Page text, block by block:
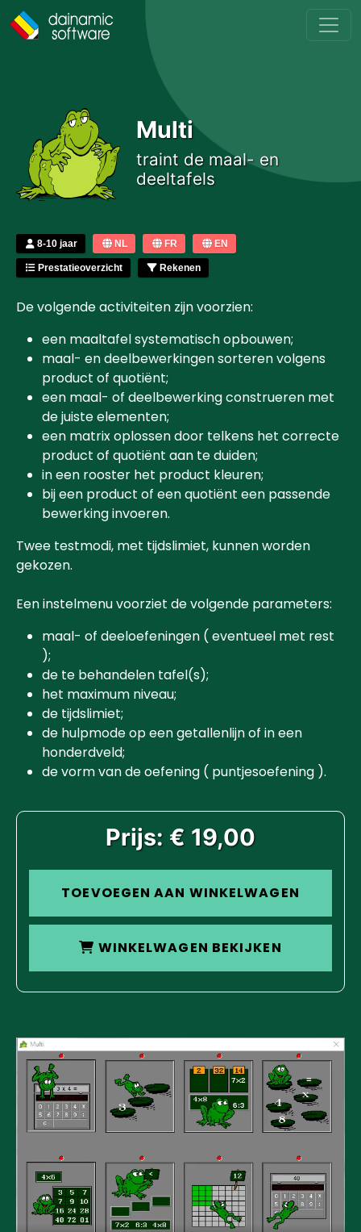
Skip to main content
Multi
traint de maal- en
deeltafels
8-10 jaar NL FR EN
Prestatieoverzicht Rekenen
De volgende activiteiten zijn voorzien:
een maaltafel systematisch opbouwen;
maal- en deelbewerkingen sorteren volgens
product of quotiënt;
een maal- of deelbewerking construeren met
de juiste elementen;
een matrix oplossen door telkens het correcte
product of quotiënt aan te duiden;
in een rooster het product kleuren;
bij een product of een quotiënt een passende
bewerking invoeren.
Twee testmodi, met tijdslimiet, kunnen worden
gekozen.
Een instelmenu voorziet de volgende parameters:
maal- of deeloefeningen ( eventueel met rest
);
de te behandelen tafel(s);
het maximum niveau;
de tijdslimiet;
de hulpmode op een getallenlijn of in een
honderdveld;
de vorm van de oefening ( puntjesoefening ).
Prijs: € 19,00
TOEVOEGEN AAN WINKELWAGEN
WINKELWAGEN BEKIJKEN